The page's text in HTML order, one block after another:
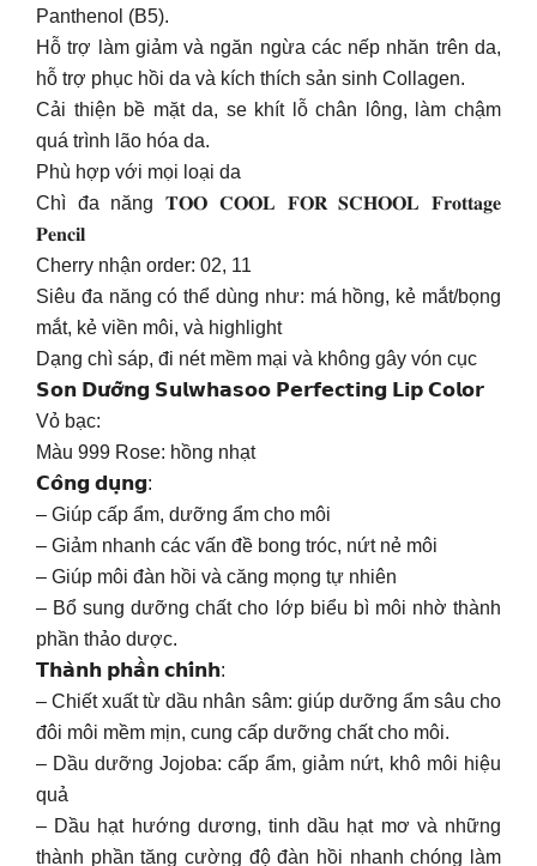
Panthenol (B5).
Hỗ trợ làm giảm và ngăn ngừa các nếp nhăn trên da,
hỗ trợ phục hồi da và kích thích sản sinh Collagen.
Cải thiện bề mặt da, se khít lỗ chân lông, làm chậm
quá trình lão hóa da.
Phù hợp với mọi loại da
Chì đa năng 𝐓𝐎𝐎 𝐂𝐎𝐎𝐋 𝐅𝐎𝐑 𝐒𝐂𝐇𝐎𝐎𝐋 𝐅𝐫𝐨𝐭𝐭𝐚𝐠𝐞
𝐏𝐞𝐧𝐜𝐢𝐥
Cherry nhận order: 02, 11
Siêu đa năng có thể dùng như: má hồng, kẻ mắt/bọng
mắt, kẻ viền môi, và highlight
Dạng chì sáp, đi nét mềm mại và không gây vón cục
𝗦𝗼𝗻 𝗗𝘂̛𝗼̛̃𝗻𝗴 𝗦𝘂𝗹𝘄𝗵𝗮𝘀𝗼𝗼 𝗣𝗲𝗿𝗳𝗲𝗰𝘁𝗶𝗻𝗴 𝗟𝗶𝗽 𝗖𝗼𝗹𝗼𝗿
Vỏ bạc:
Màu 999 Rose: hồng nhạt
𝗖𝗼̂𝗻𝗴 𝗱𝘂̣𝗻𝗴:
– Giúp cấp ẩm, dưỡng ẩm cho môi
– Giảm nhanh các vấn đề bong tróc, nứt nẻ môi
– Giúp môi đàn hồi và căng mọng tự nhiên
– Bổ sung dưỡng chất cho lớp biểu bì môi nhờ thành
phần thảo dược.
𝗧𝗵𝗮̀𝗻𝗵 𝗽𝗵𝗮̂̀𝗻 𝗰𝗵𝗶́𝗻𝗵:
– Chiết xuất từ dầu nhân sâm: giúp dưỡng ẩm sâu cho
đôi môi mềm mịn, cung cấp dưỡng chất cho môi.
– Dầu dưỡng Jojoba: cấp ẩm, giảm nứt, khô môi hiệu
quả
– Dầu hạt hướng dương, tinh dầu hạt mơ và những
thành phần tăng cường độ đàn hồi nhanh chóng làm